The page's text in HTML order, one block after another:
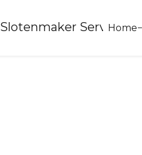
Slotenmaker Service 24
Home